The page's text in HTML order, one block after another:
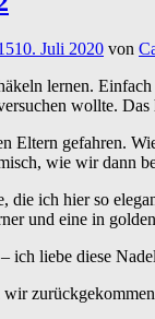
10. Juli 2020 von
lernen.
wollte.
Eltern gefahren.
wie wir dann
die ich hier so
und eine in
ich liebe diese
wir